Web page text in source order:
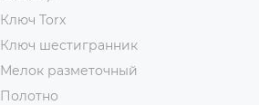
Ключ Torx
Ключ шестигранник
Мелок разметочный
Полотно